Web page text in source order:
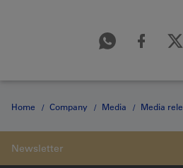
Home Company Media Media